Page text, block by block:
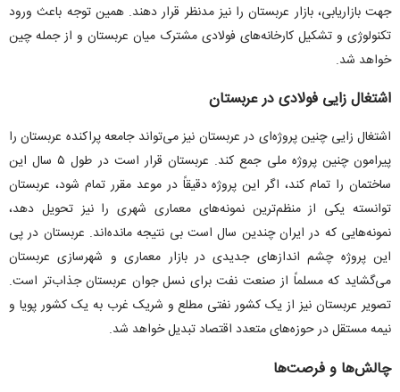
جهت بازاریابی، بازار عربستان را نیز مدنظر قرار دهند. همین توجه باعث ورود
تکنولوژی و تشکیل کارخانه‌های فولادی مشترک میان عربستان و از جمله چین
خواهد شد.
اشتغال زایی فولادی در عربستان
اشتغال زایی چنین پروژه‌ای در عربستان نیز می‌تواند جامعه پراکنده عربستان را
پیرامون چنین پروژه ملی جمع کند. عربستان قرار است در طول ۵ سال این
ساختمان را تمام کند، اگر این پروژه دقیقاً در موعد مقرر تمام شود، عربستان
توانسته یکی از منظم‌ترین نمونه‌های معماری شهری را نیز تحویل دهد،
نمونه‌هایی که در ایران چندین سال است بی نتیجه مانده‌اند. عربستان در پی
این پروژه چشم انداز‌های جدیدی در بازار معماری و شهرسازی عربستان
می‌گشاید که مسلماً از صنعت نفت برای نسل جوان عربستان جذاب‌تر است.
تصویر عربستان نیز از یک کشور نفتی مطلع و شریک غرب به یک کشور پویا و
نیمه مستقل در حوزه‌های متعدد اقتصاد تبدیل خواهد شد.
چالش‌ها و فرصت‌ها